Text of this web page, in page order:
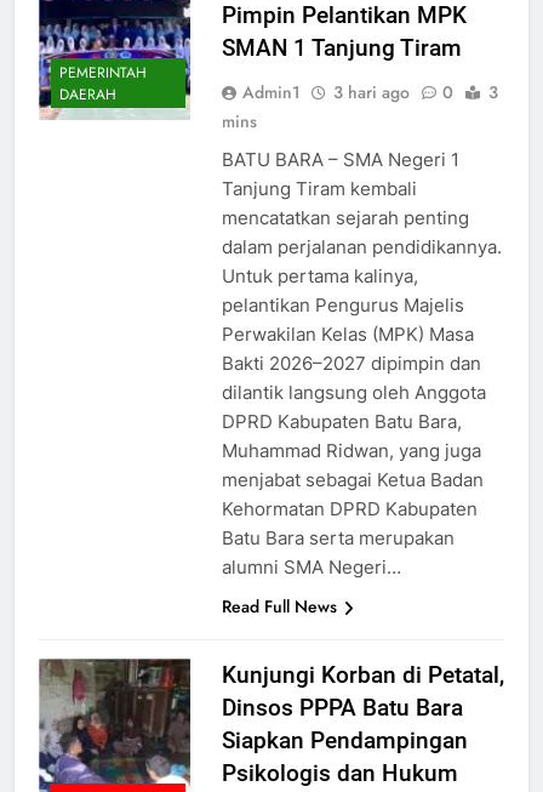
PEMERINTAH
DAERAH
Pimpin Pelantikan MPK
SMAN 1 Tanjung Tiram
Admin1 3 hari ago 0
3
mins
BATU BARA – SMA Negeri 1
Tanjung Tiram kembali
mencatatkan sejarah penting
dalam perjalanan pendidikannya.
Untuk pertama kalinya,
pelantikan Pengurus Majelis
Perwakilan Kelas (MPK) Masa
Bakti 2026–2027 dipimpin dan
dilantik langsung oleh Anggota
DPRD Kabupaten Batu Bara,
Muhammad Ridwan, yang juga
menjabat sebagai Ketua Badan
Kehormatan DPRD Kabupaten
Batu Bara serta merupakan
alumni SMA Negeri…
Read Full News
Kunjungi Korban di Petatal,
Dinsos PPPA Batu Bara
Siapkan Pendampingan
Psikologis dan Hukum